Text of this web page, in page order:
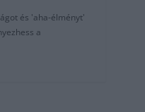
és 'aha-élményt'
a